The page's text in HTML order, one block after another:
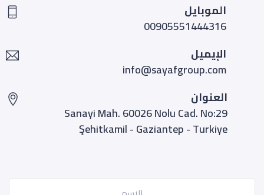
الموبايل
00905551444316
الإيميل
info@sayafgroup.com
العنوان
Sanayi Mah. 60026 Nolu Cad. No:29
Şehitkamil - Gaziantep - Turkiye